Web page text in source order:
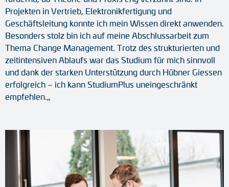
Projekten in Vertrieb, Elektronikfertigung und
Geschäftsleitung konnte ich mein Wissen direkt anwenden.
Besonders stolz bin ich auf meine Abschlussarbeit zum
Thema Change Management. Trotz des strukturierten und
zeitintensiven Ablaufs war das Studium für mich sinnvoll
und dank der starken Unterstützung durch Hübner Giessen
erfolgreich – ich kann StudiumPlus uneingeschränkt
empfehlen.„